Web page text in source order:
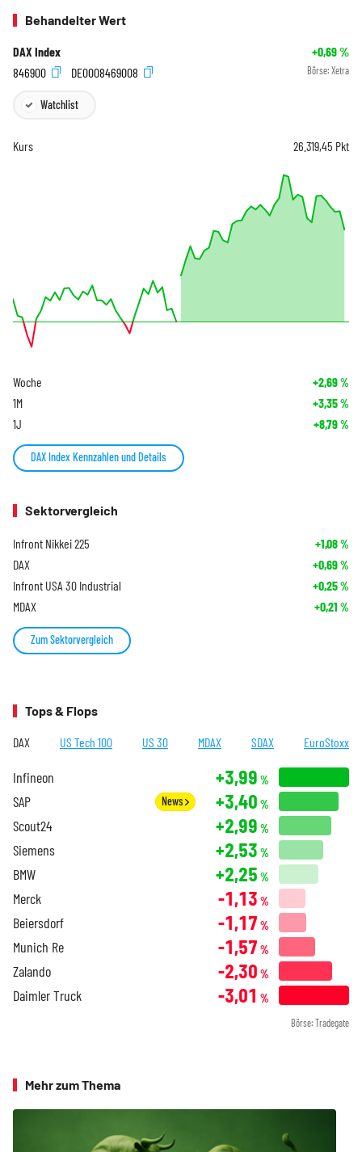
Behandelter Wert
DAX Index +0,69%
846900
DE0008469008 Börse: Xetra
Watchlist
Kurs 26.319,45 Pkt
Woche +2,69%
1M +3,35%
1J +8,79%
DAX Index Kennzahlen und Details
Sektorvergleich
Infront Nikkei 225 +1,08%
DAX +0,69%
Infront USA 30 Industrial +0,25%
MDAX +0,21 %
Zum Sektorvergleich
Tops & Flops
DAX US Tech 100 US 30 MDAX SDAX EuroStoxx
Infineon +3,99 %
SAP News +3,40 %
Scout24 +2,99 %
Siemens +2,53 %
BMW +2,25 %
Merck -1,13 %
Beiersdorf -1,17 %
Munich Re -1,57 %
Zalando -2,30 %
Daimler Truck -3,01 %
Börse: Tradegate
Mehr zum Thema